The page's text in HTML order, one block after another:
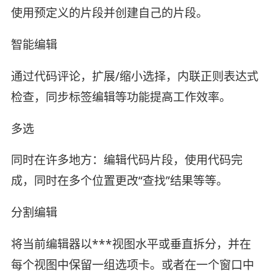
使用预定义的片段并创建自己的片段。
智能编辑
通过代码评论，扩展/缩小选择，内联正则表达式
检查，同步标签编辑等功能提高工作效率。
多选
同时在许多地方：编辑代码片段，使用代码完
成，同时在多个位置更改“查找”结果等等。
分割编辑
将当前编辑器以***视图水平或垂直拆分，并在
每个视图中保留一组选项卡。或者在一个窗口中